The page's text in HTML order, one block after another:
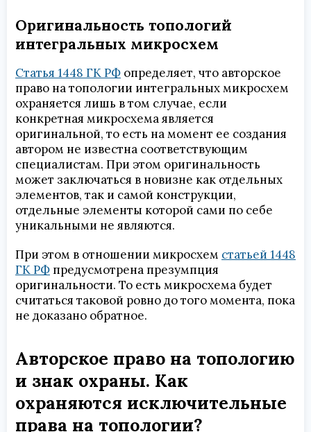
Оригинальность топологий
интегральных микросхем
Статья 1448 ГК РФ определяет, что авторское
право на топологии интегральных микросхем
охраняется лишь в том случае, если
конкретная микросхема является
оригинальной, то есть на момент ее создания
автором не известна соответствующим
специалистам. При этом оригинальность
может заключаться в новизне как отдельных
элементов, так и самой конструкции,
отдельные элементы которой сами по себе
уникальными не являются.
При этом в отношении микросхем статьей 1448
ГК РФ предусмотрена презумпция
оригинальности. То есть микросхема будет
считаться таковой ровно до того момента, пока
не доказано обратное.
Авторское право на топологию
и знак охраны. Как
охраняются исключительные
права на топологии?